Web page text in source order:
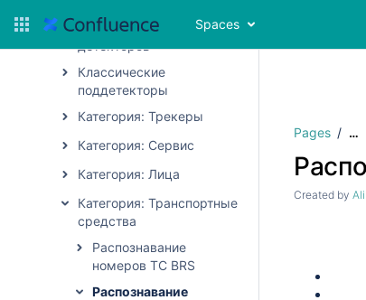
Spaces
Общие настройки
детекторов
Классические
поддетекторы
Категория: Трекеры
Категория: Сервис
Категория: Лица
Категория: Транспортные
средства
Распознавание
номеров ТС BRS
Распознавание
Pages …
Created by